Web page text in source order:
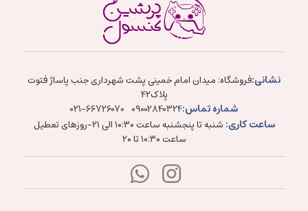
نشانی:فروشگاه: میدان امام خمینی پشت شهرداری جنب پاساژ فتوت
پلاک۴۲
شماره تماس:09002840324
021-66726070
ساعت کاری:
شنبه تا پنجشنبه ساعت ۱۰:۳۰ الی ۲۱-روزهای تعطیل
ساعت ۱۰:۳۰ تا ۲۰